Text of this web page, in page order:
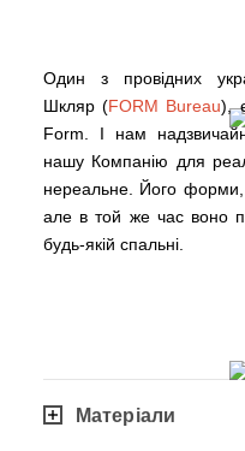
Один з провідних
Шкляр (FORM Bureau),
Form. І нам
нашу Компанію для
нереальне. Його форми,
але в той же час воно
будь-якій спальні.
Матеріали